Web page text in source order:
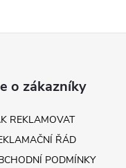
o zákazníky
REKLAMOVAT
ŘÁD
PODMÍNKY